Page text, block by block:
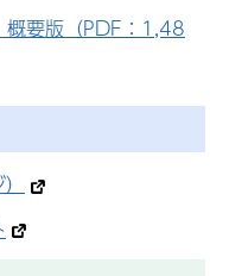
要版（PDF：1,48